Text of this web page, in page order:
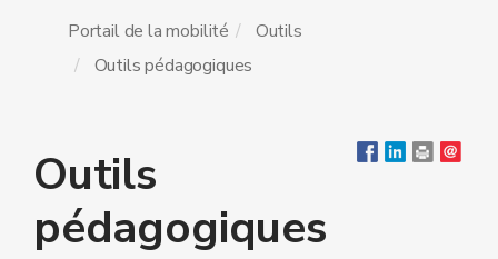
Portail de la mobilité
Outils
Outils pédagogiques
Outils
pédagogiques